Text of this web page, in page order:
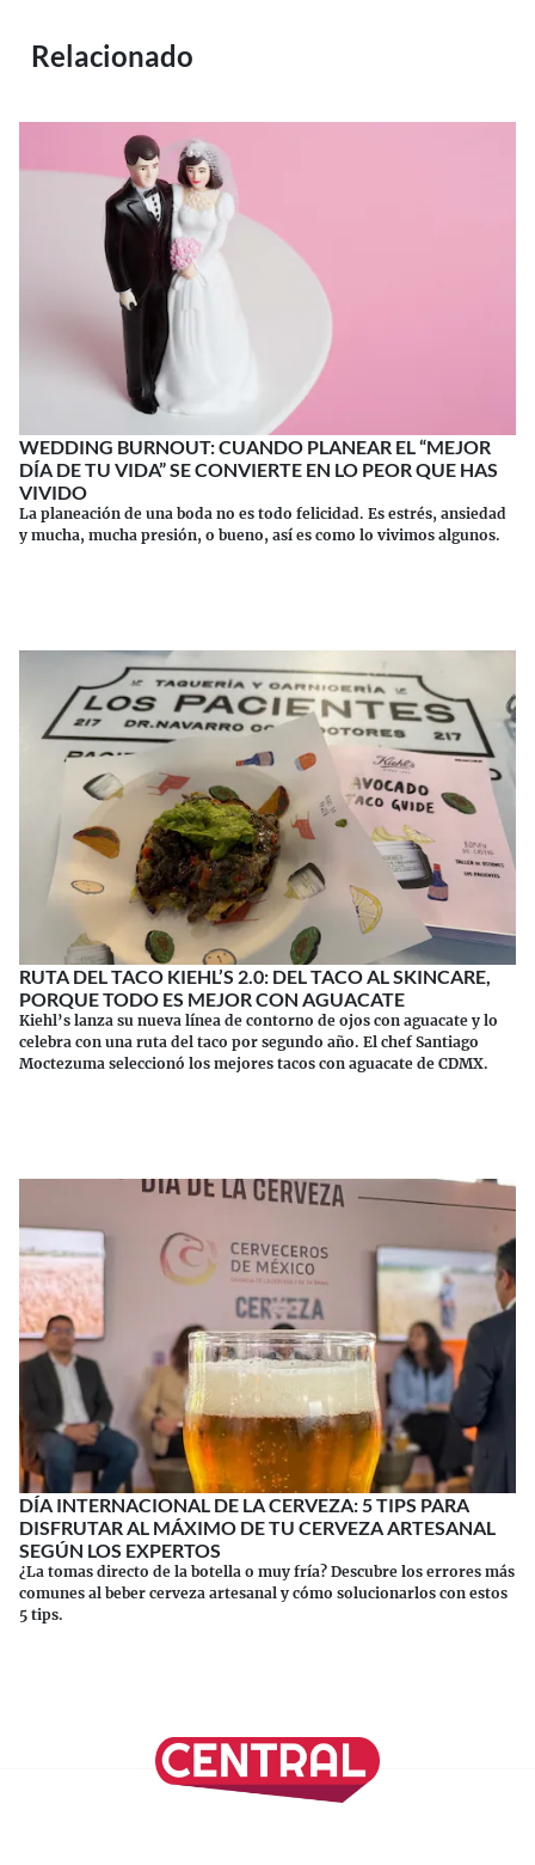
Relacionado
WEDDING BURNOUT: CUANDO PLANEAR EL “MEJOR
DÍA DE TU VIDA” SE CONVIERTE EN LO PEOR QUE HAS
VIVIDO
La planeación de una boda no es todo felicidad. Es estrés, ansiedad
y mucha, mucha presión, o bueno, así es como lo vivimos algunos.
RUTA DEL TACO KIEHL’S 2.0: DEL TACO AL SKINCARE,
PORQUE TODO ES MEJOR CON AGUACATE
Kiehl’s lanza su nueva línea de contorno de ojos con aguacate y lo
celebra con una ruta del taco por segundo año. El chef Santiago
Moctezuma seleccionó los mejores tacos con aguacate de CDMX.
DÍA INTERNACIONAL DE LA CERVEZA: 5 TIPS PARA
DISFRUTAR AL MÁXIMO DE TU CERVEZA ARTESANAL
SEGÚN LOS EXPERTOS
¿La tomas directo de la botella o muy fría? Descubre los errores más
comunes al beber cerveza artesanal y cómo solucionarlos con estos
5 tips.